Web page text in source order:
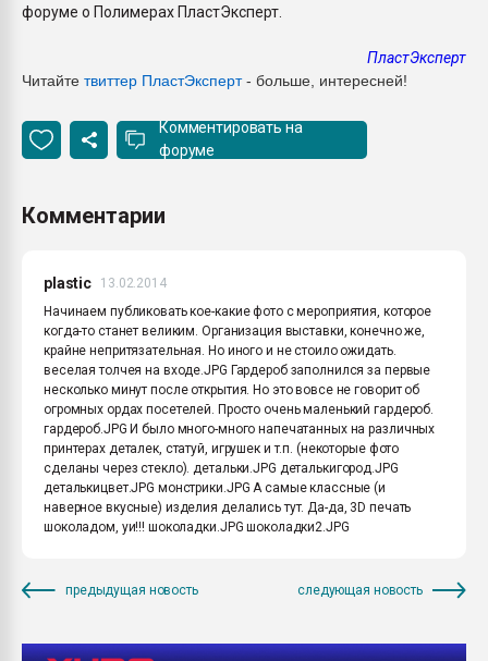
форуме о Полимерах ПластЭксперт.
ПластЭксперт
Читайте твиттер ПластЭксперт- больше, интересней!
Комментировать на
форуме
Комментарии
plastic
13.02.2014
Начинаем публиковать кое-какие фото с мероприятия, которое
когда-то станет великим. Организация выставки, конечно же,
крайне непритязательная. Но иного и не стоило ожидать.
веселая толчея на входе.JPG Гардероб заполнился за первые
несколько минут после открытия. Но это вовсе не говорит об
огромных ордах посетелей. Просто очень маленький гардероб.
гардероб.JPG И было много-много напечатанных на различных
принтерах деталек, статуй, игрушек и т.п. (некоторые фото
сделаны через стекло). детальки.JPG деталькигород.JPG
деталькицвет.JPG монстрики.JPG А самые классные (и
наверное вкусные) изделия делались тут. Да-да, 3D печать
шоколадом, уи!!! шоколадки.JPG шоколадки2.JPG
предыдущая новость следующая новость